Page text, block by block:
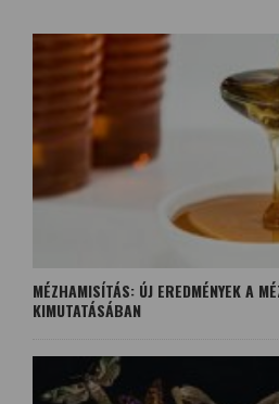
MÉZHAMISÍTÁS: ÚJ EREDMÉNYEK A
KIMUTATÁSÁBAN